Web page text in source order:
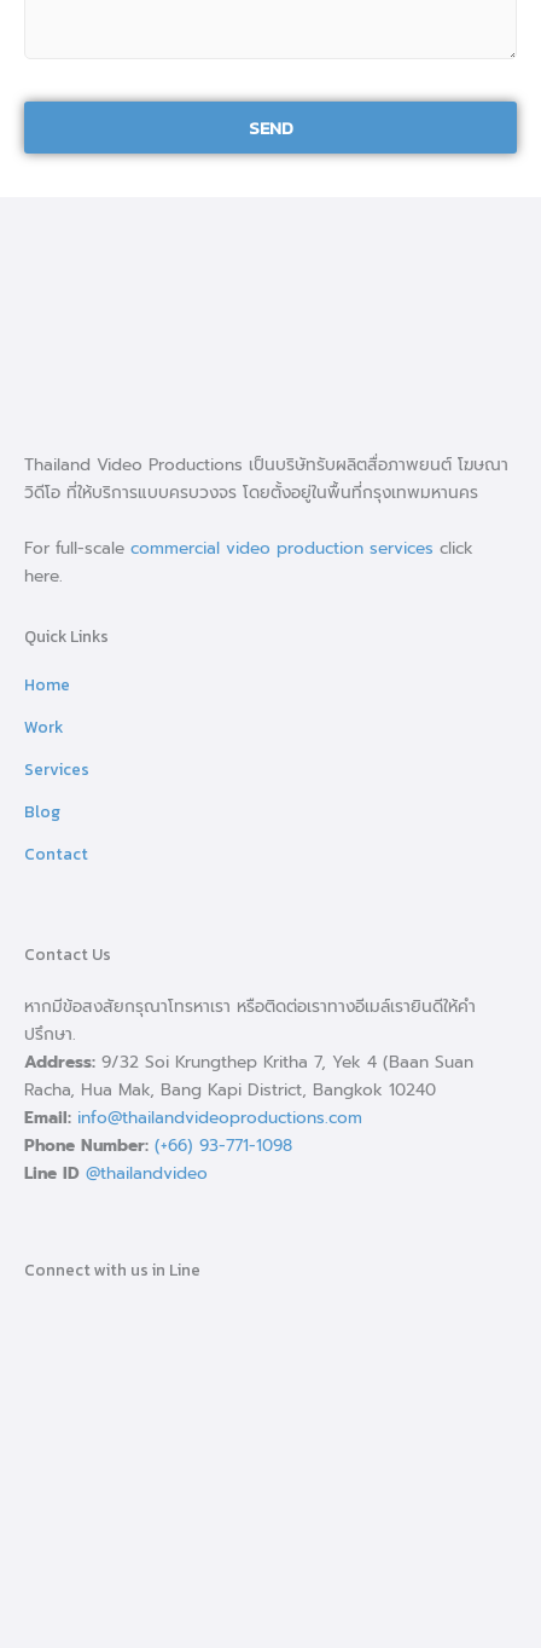
Thailand Video Productions เป็นบริษัทรับผลิตสื่อภาพยนต์ โฆษณา
วิดีโอ ที่ให้บริการแบบครบวงจร โดยตั้งอยู่ในพื้นที่กรุงเทพมหานคร
For full-scale commercial video production services click
here.
Quick Links
Home
Work
Services
Blog
Contact
Contact Us
หากมีข้อสงสัยกรุณาโทรหาเรา หรือติดต่อเราทางอีเมล์เรายินดีให้คำ
ปรึกษา.
Address: 9/32 Soi Krungthep Kritha 7, Yek 4 (Baan Suan
Racha, Hua Mak, Bang Kapi District, Bangkok 10240
Email: info@thailandvideoproductions.com
Phone Number: (+66) 93-771-1098
Line ID @thailandvideo
Connect with us in Line